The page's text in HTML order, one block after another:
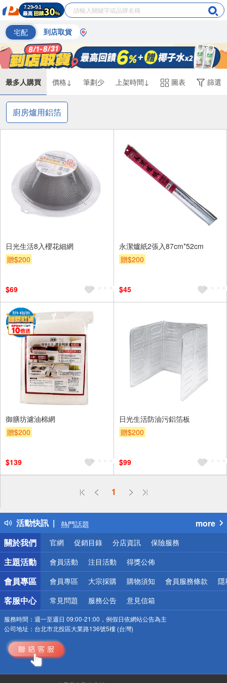
宅配 到店取貨
最多人購買 價格↓ 筆劃少 上架時間↓ 圖表 篩選
廚房爐用鋁箔
日光生活8入櫻花細網
贈$200
$69
永潔爐紙2張入87cm*52cm
贈$200
$45
御膳坊濾油棉網
贈$200
$139
日光生活防油污鋁箔板
贈$200
$99
1
活動快訊
偏遠地區配送
得獎公告
熱門話題
銀行優惠
偏遠地區配送
詐騙網頁！請小心！
more
關於我們
官網 促銷目錄 分店資訊 保險服務
主題活動 會員活動 注目活動 得獎公佈
會員專區 會員專區 大宗採購 購物須知 會員服務條款 隱
客服中心 常見問題 服務公告 意見信箱
服務時間： 週一至週日 09:00-21:00，例假日依網站公告為主
公司地址： 台北市北投區大業路136號5樓 (台灣)